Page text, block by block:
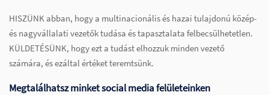
HISZÜNK abban, hogy a multinacionális és hazai tulajdonú közép-
és nagyvállalati vezetők tudása és tapasztalata felbecsülhetetlen.
KÜLDETÉSÜNK, hogy ezt a tudást elhozzuk minden vezető
számára, és ezáltal értéket teremtsünk.
Megtalálhatsz minket social media felületeinken